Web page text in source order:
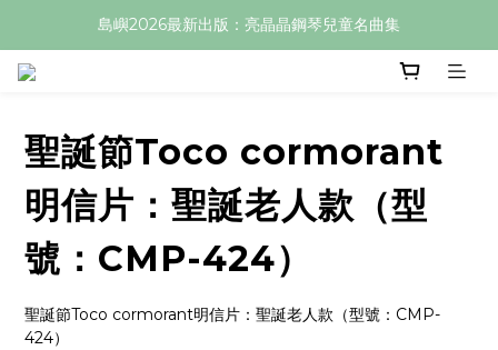
島嶼2026最新出版：亮晶晶鋼琴兒童名曲集
聖誕節Toco cormorant
明信片：聖誕老人款（型
號：CMP-424）
聖誕節Toco cormorant明信片：聖誕老人款（型號：CMP-
424）